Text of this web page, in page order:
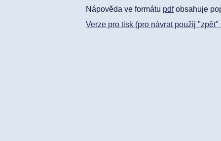
Nápověda ve formátu pdfobsahuje
Verze pro tisk (pro návrat použij